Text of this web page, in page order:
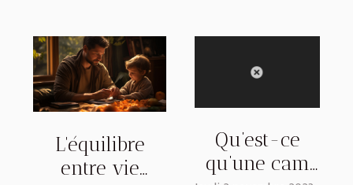
L'équilibre
entre vie
Qu’est-ce
qu’une cam